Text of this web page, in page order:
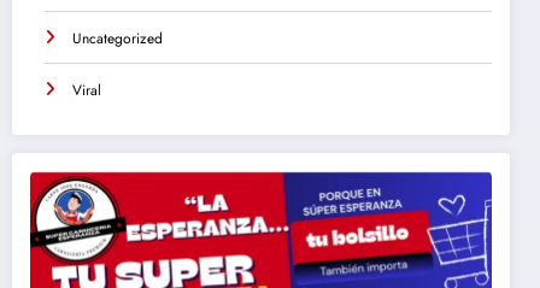
Uncategorized
Viral